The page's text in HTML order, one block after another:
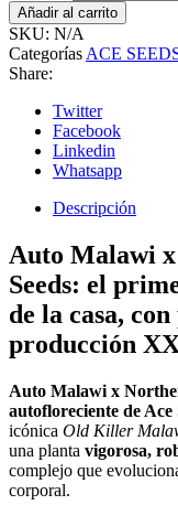
Añadir al carrito
SKU: N/A
Categorías ACE
Share:
Twitter
Facebook
Linkedin
Whatsapp
Descripción
Auto Malawi
Seeds: el
de la casa,
producción
Auto Malawi x
autofloreciente de Ace
icónica Old Killer
una planta vigorosa,
complejo que
corporal.